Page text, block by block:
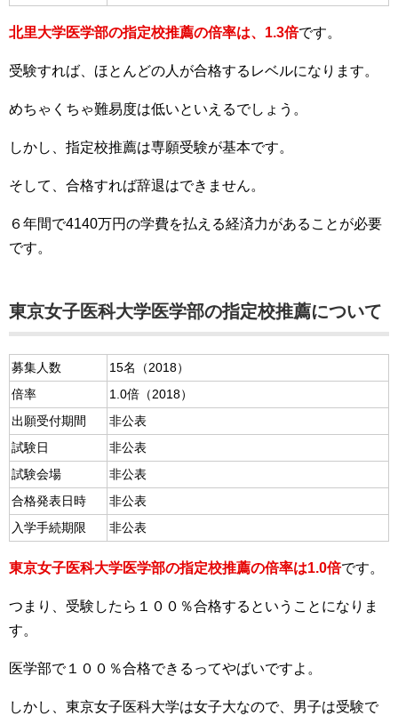
北里大学医学部の指定校推薦の倍率は、1.3倍です。
受験すれば、ほとんどの人が合格するレベルになります。
めちゃくちゃ難易度は低いといえるでしょう。
しかし、指定校推薦は専願受験が基本です。
そして、合格すれば辞退はできません。
６年間で4140万円の学費を払える経済力があることが必要
です。
東京女子医科大学医学部の指定校推薦について
募集人数
15名（2018）
倍率
1.0倍（2018）
出願受付期間
非公表
試験日
非公表
試験会場
非公表
合格発表日時
非公表
入学手続期限
非公表
東京女子医科大学医学部の指定校推薦の倍率は1.0倍です。
つまり、受験したら１００％合格するということになりま
す。
医学部で１００％合格できるってやばいですよ。
しかし、東京女子医科大学は女子大なので、男子は受験で